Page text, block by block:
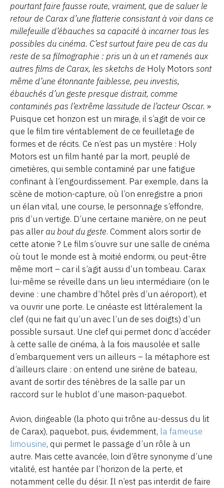
pourtant faire fausse route, vraiment, que de saluer le
retour de Carax d’une flatterie consistant à voir dans ce
millefeuille d’ébauches sa capacité à incarner tous les
possibles du cinéma. C’est surtout faire peu de cas du
reste de sa filmographie : pris un à un et ramenés aux
autres films de Carax, les sketchs de Holy Motors sont
même d’une étonnante faiblesse, peu investis,
ébauchés d’un geste presque distrait, comme
contaminés pas l’extrême lassitude de l’acteur Oscar. »
Puisque cet horizon est un mirage, il s’agit de voir ce
que le film tire véritablement de ce feuilletage de
formes et de récits. Ce n’est pas un mystère : Holy
Motors est un film hanté par la mort, peuplé de
cimetières, qui semble contaminé par une fatigue
confinant à l’engourdissement. Par exemple, dans la
scène de motion-capture, où l’on enregistre a priori
un élan vital, une course, le personnage s’effondre,
pris d’un vertige. D’une certaine manière, on ne peut
pas allerau bout du geste. Comment alors sortir de
cette atonie ? Le film s’ouvre sur une salle de cinéma
où tout le monde est à moitié endormi, ou peut-être
même mort – car il s’agit aussi d’un tombeau. Carax
lui-même se réveille dans un lieu intermédiaire (on le
devine : une chambre d’hôtel près d’un aéroport), et
va ouvrir une porte. Le cinéaste est littéralement la
clef (qui ne fait qu’un avec l’un de ses doigts) d’un
possible sursaut. Une clef qui permet donc d’accéder
à cette salle de cinéma, à la fois mausolée et salle
d’embarquement vers un ailleurs – la métaphore est
d’ailleurs claire : on entend une sirène de bateau,
avant de sortir des ténèbres de la salle par un
raccord sur le hublot d’une maison-paquebot.
Avion, dirigeable (la photo qui trône au-dessus du lit
de Carax), paquebot, puis, évidemment, la fameuse
limousine, qui permet le passage d’un rôle à un
autre. Mais cette avancée, loin d’être synonyme d’une
vitalité, est hantée par l’horizon de la perte, et
notamment celle du désir. Il n’est pas interdit de faire